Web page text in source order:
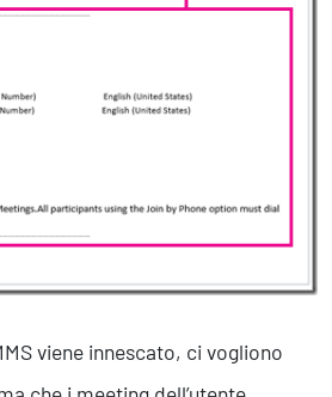
viene innescato, ci vogliono